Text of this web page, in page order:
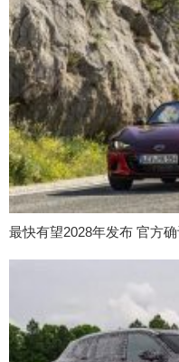
最快有望2028年发布 官方